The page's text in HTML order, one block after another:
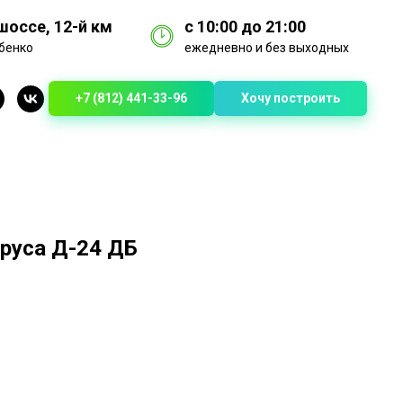
12-й км с 10:00 до 21:00
ежедневно и без выходных
+7 (812) 441-33-96 Хочу построить
Д-24 ДБ